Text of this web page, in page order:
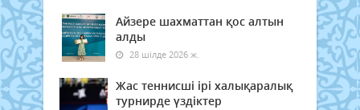
Айзере шахматтан қос алтын
алды
28 шілде 2026 ж.
Жас теннисші ірі халықаралық
турнирде үздіктер